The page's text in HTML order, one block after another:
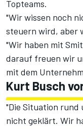
Topteams.
"Wir wissen noch
steuern wird, aber
"Wir haben mit
darauf freuen wir
mit dem
Kurt Busch
"Die Situation rund
nicht geklärt. Wir